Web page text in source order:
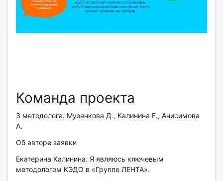
Команда проекта
3 методолога: Музанкова Д., Калинина Е., Анисимова
А.
Об авторе заявки
Екатерина Калинина. Я являюсь ключевым
методологом КЭДО в «Группе ЛЕНТА».